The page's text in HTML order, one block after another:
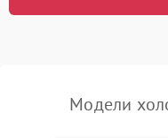
работе
Модели